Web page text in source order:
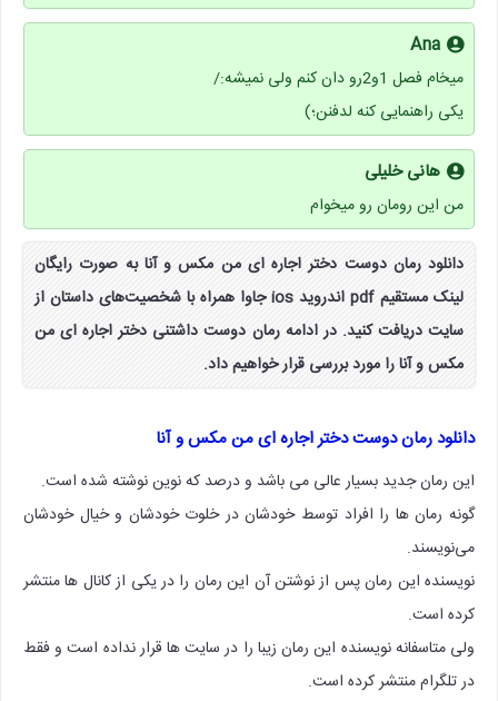
Ana
میخام فصل 1و2رو دان کنم ولی نمیشه:/
یکی راهنمایی کنه لدفنن؛)
هانی خلیلی
من این رومان رو میخوام
دانلود رمان دوست دختر اجاره ای من مکس و آنا به صورت رایگان
لینک مستقیم pdf اندروید ios جاوا همراه با شخصیت‌های داستان از
سایت دریافت کنید. در ادامه رمان دوست داشتنی دختر اجاره ای من
مکس و آنا را مورد بررسی قرار خواهیم داد.
دانلود رمان دوست دختر اجاره ای من مکس و آنا
این رمان جدید بسیار عالی می باشد و درصد که نوین نوشته شده است.
‌گونه رمان ها را افراد توسط خودشان در خلوت خودشان و خیال خودشان
می‌نویسند.
نویسنده این رمان پس از نوشتن آن این رمان را در یکی از کانال ها منتشر
کرده است.
ولی متاسفانه نویسنده این رمان زیبا را در سایت ها قرار نداده است و فقط
در تلگرام منتشر کرده است.